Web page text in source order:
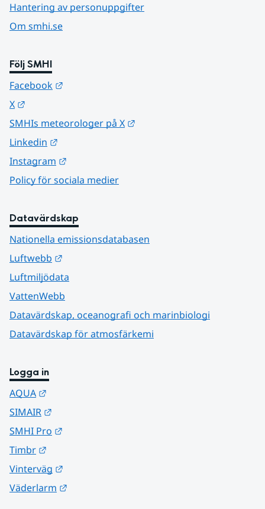
Hantering av personuppgifter
Om smhi.se
Följ SMHI
Facebook
X
SMHIs meteorologer på X
Linkedin
Instagram
Policy för sociala medier
Datavärdskap
Nationella emissionsdatabasen
Luftwebb
Luftmiljödata
VattenWebb
Datavärdskap, oceanografi och marinbiologi
Datavärdskap för atmosfärkemi
Logga in
AQUA
SIMAIR
SMHI Pro
Timbr
Vinterväg
Väderlarm